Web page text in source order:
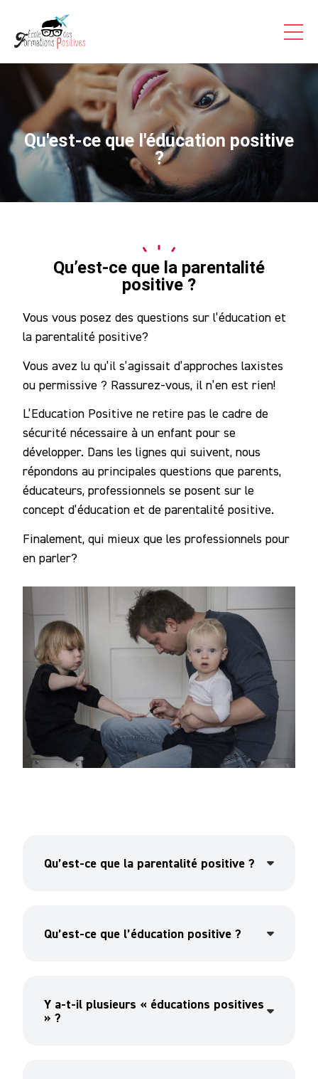
Qu'est-ce que l'éducation positive
?
Qu’est-ce que la parentalité
positive ?
Vous vous posez des questions sur l’éducation et
la parentalité positive?
Vous avez lu qu’il s’agissait d’approches laxistes
ou permissive ? Rassurez-vous, il n’en est rien!
L’Education Positive ne retire pas le cadre de
sécurité nécessaire à un enfant pour se
développer. Dans les lignes qui suivent, nous
répondons au principales questions que parents,
éducateurs, professionnels se posent sur le
concept d’éducation et de parentalité positive.
Finalement, qui mieux que les professionnels pour
en parler?
Qu’est-ce que la parentalité positive ?
Qu’est-ce que l’éducation positive ?
Y a-t-il plusieurs « éducations positives
» ?
Consultations & Coaching
Articles
Témoignages Vidéo
Inscriptions
Contact
Accès
Notre
Communauté